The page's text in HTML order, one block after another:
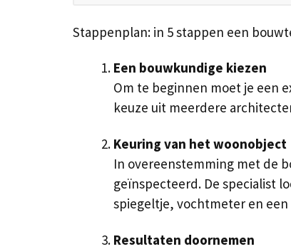
Stappenplan: in 5 stappen een
Een bouwkundige kiezen
Om te beginnen moet je een
keuze uit meerdere
Keuring van het woonobject
In overeenstemming met de
geïnspecteerd. De specialist
spiegeltje, vochtmeter en een
Resultaten doornemen